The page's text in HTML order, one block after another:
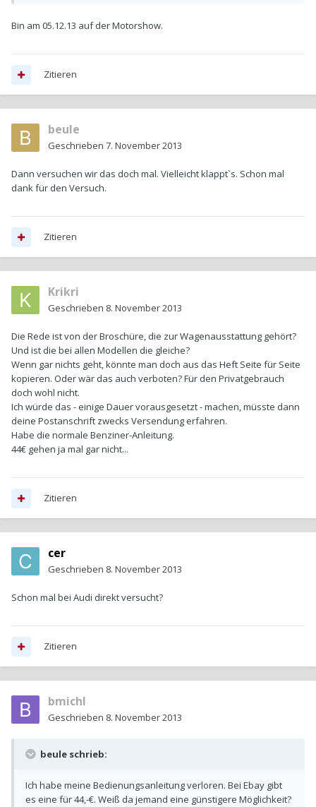
Bin am 05.12.13 auf der Motorshow.
Zitieren
beule
Geschrieben 7. November 2013
Dann versuchen wir das doch mal. Vielleicht klappt`s. Schon mal
dank für den Versuch.
Zitieren
Krikri
Geschrieben 8. November 2013
Die Rede ist von der Broschüre, die zur Wagenausstattung gehört?
Und ist die bei allen Modellen die gleiche?
Wenn gar nichts geht, könnte man doch aus das Heft Seite für Seite
kopieren. Oder wär das auch verboten? Für den Privatgebrauch
doch wohl nicht.
Ich würde das - einige Dauer vorausgesetzt - machen, müsste dann
deine Postanschrift zwecks Versendung erfahren.
Habe die normale Benziner-Anleitung.
44€ gehen ja mal gar nicht...
Zitieren
cer
Geschrieben 8. November 2013
Schon mal bei Audi direkt versucht?
Zitieren
bmichl
Geschrieben 8. November 2013
beule schrieb:
Ich habe meine Bedienungsanleitung verloren. Bei Ebay gibt
es eine für 44,-€. Weiß da jemand eine günstigere Möglichkeit?